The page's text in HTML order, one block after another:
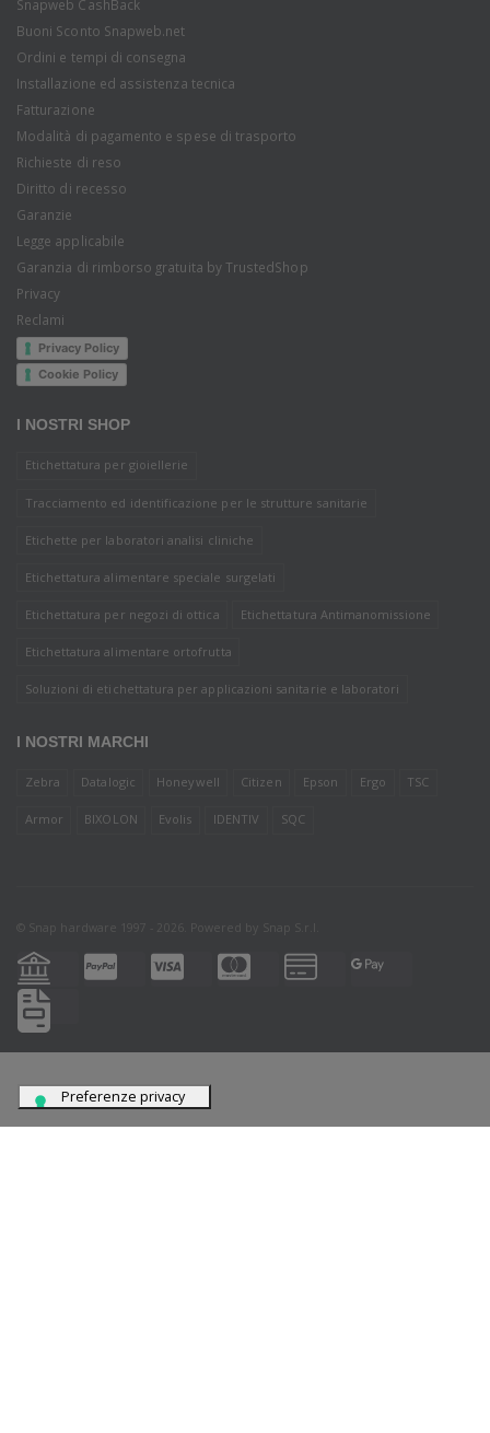
Snapweb CashBack
Buoni Sconto Snapweb.net
Ordini e tempi di consegna
Installazione ed assistenza tecnica
Fatturazione
Modalità di pagamento e spese di trasporto
Richieste di reso
Diritto di recesso
Garanzie
Legge applicabile
Garanzia di rimborso gratuita by TrustedShop
Privacy
Reclami
Privacy Policy
Cookie Policy
I NOSTRI SHOP
Etichettatura per gioiellerie
Tracciamento ed identificazione per le strutture sanitarie
Etichette per laboratori analisi cliniche
Etichettatura alimentare speciale surgelati
Etichettatura per negozi di ottica Etichettatura Antimanomissione
Etichettatura alimentare ortofrutta
Soluzioni di etichettatura per applicazioni sanitarie e laboratori
I NOSTRI MARCHI
Zebra Datalogic Honeywell Citizen Epson Ergo TSC
Armor BIXOLON Evolis IDENTIV SQC
© Snap hardware 1997 - 2026. Powered by Snap S.r.l.